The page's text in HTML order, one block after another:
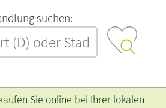
‍s‍u‍c‍h‍e‍n‍:‍
Sie online bei Ihrer lokalen